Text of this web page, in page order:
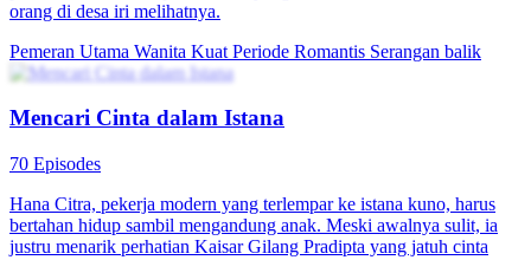
orang di desa iri melihatnya.
Pemeran Utama Wanita Kuat Periode Romantis Serangan balik
Mencari Cinta dalam Istana
70 Episodes
Hana Citra, pekerja modern yang terlempar ke istana kuno, harus
bertahan hidup sambil mengandung anak. Meski awalnya sulit, ia
justru menarik perhatian Kaisar Gilang Pradipta yang jatuh cinta